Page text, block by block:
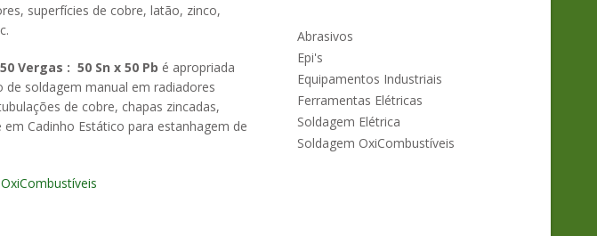
superfícies de cobre, latão, zinco,
Vergas : 50 Sn x 50 Pb é apropriada
de soldagem manual em radiadores
de cobre, chapas zincadas,
Cadinho Estático para estanhagem de
Abrasivos
Epi's
Equipamentos Industriais
Ferramentas Elétricas
Soldagem Elétrica
Soldagem OxiCombustíveis